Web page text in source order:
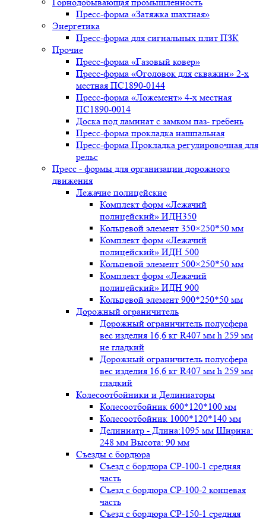
Пресс-форма «Затяжка шахтная»
Энергетика
Пресс-форма для сигнальных плит ПЗК
Прочие
Пресс-форма «Газовый ковер»
Пресс-форма «Оголовок для скважин» 2-х
местная ПС1890-0144
Пресс-форма «Ложемент» 4-х местная
ПС1890-0014
Доска под ламинат с замком паз- гребень
Пресс-форма прокладка нашпальная
Пресс-форма Прокладка регулировочная для
рельс
Пресс - формы для организации дорожного
движения
Лежачие полицейские
Комплект форм «Лежачий
полицейский» ИДН350
Кольцевой элемент 350×250*50 мм
Комплект форм «Лежачий
полицейский» ИДН 500
Кольцевой элемент 500×250*50 мм
Комплект форм «Лежачий
полицейский» ИДН 900
Кольцевой элемент 900*250*50 мм
Дорожный ограничитель
Дорожный ограничитель полусфера
вес изделия 16,6 кг R407 мм h 259 мм
не гладкий
Дорожный ограничитель полусфера
вес изделия 16,6 кг R407 мм h 259 мм
гладкий
Колесоотбойники и Делиниаторы
Колесоотбойник 600*120*100 мм
Колесоотбойник 1000*120*140 мм
Делиниатр - Длина:1095 мм Ширина:
248 мм Высота: 90 мм
Съезды с бордюра
Съезд с бордюра СР-100-1 средняя
часть
Съезд с бордюра СР-100-2 концевая
часть
Съезд с бордюра СР-150-1 средняя